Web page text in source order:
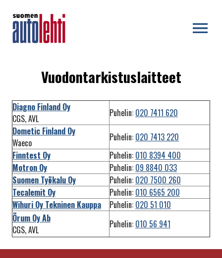
Vuodontarkistuslaitteet
Diagno Finland Oy
CGS, AVL
Puhelin: 020 7411 620
Dometic Finland Oy
Waeco
Puhelin: 020 7413 220
Finntest Oy
Puhelin: 010 8394 400
Motron Oy
Puhelin: 09 8840 033
Suomen Työkalu Oy
Puhelin: 020 7500 260
Tecalemit Oy
Puhelin: 010 6565 200
Wihuri Oy Tekninen Kauppa
Puhelin: 020 51 010
Örum Oy Ab
CGS, AVL
Puhelin: 010 56 941